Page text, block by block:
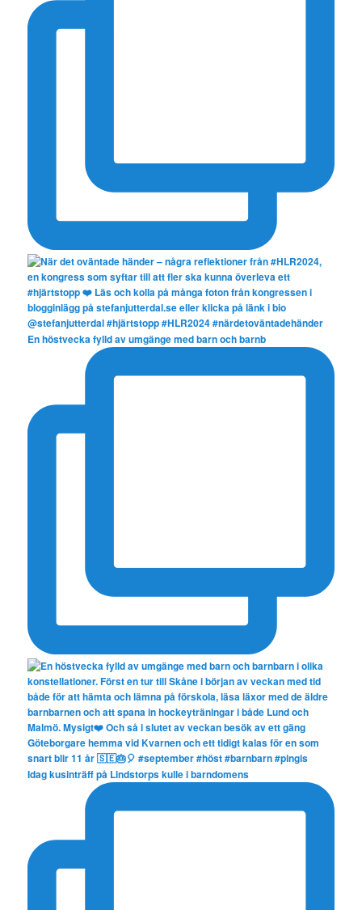
En höstvecka fylld av umgänge med barn och barnb
Idag kusinträff på Lindstorps kulle i barndomens